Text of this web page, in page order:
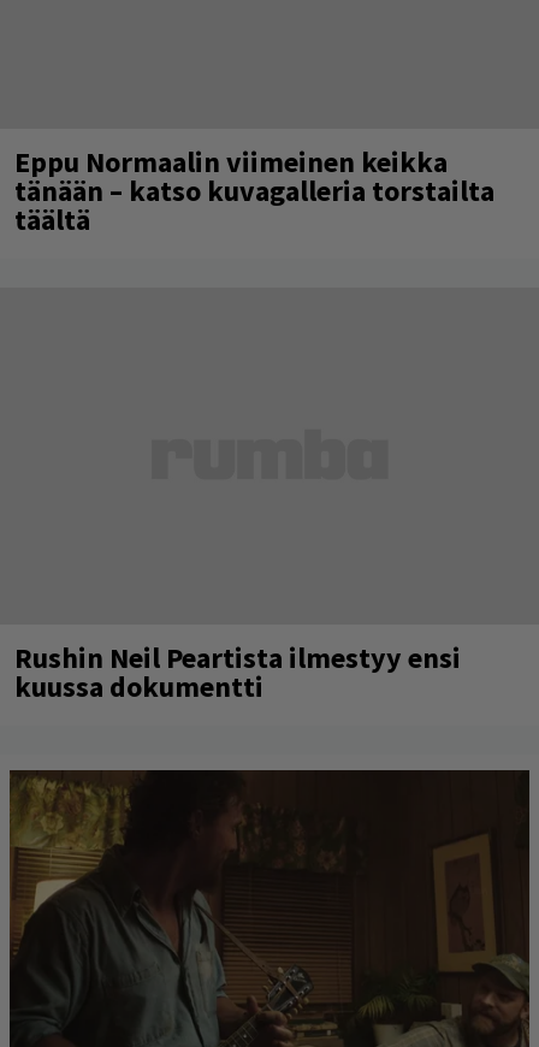
Eppu Normaalin viimeinen keikka
tänään – katso kuvagalleria torstailta
täältä
Rushin Neil Peartista ilmestyy ensi
kuussa dokumentti